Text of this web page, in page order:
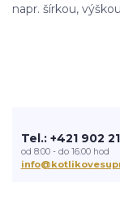
napr. šírkou,
Tel.: +421 902
od 8:00 - do 16:00 hod